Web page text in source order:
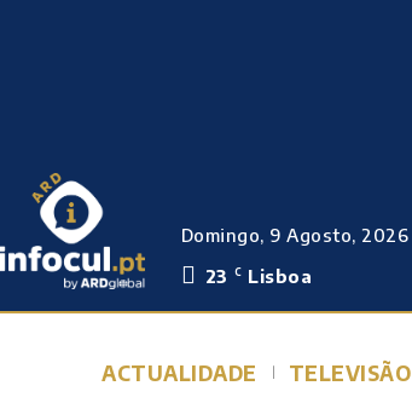
Domingo, 9 Agosto, 2026
23
C Lisboa
ACTUALIDADE TELEVISÃO